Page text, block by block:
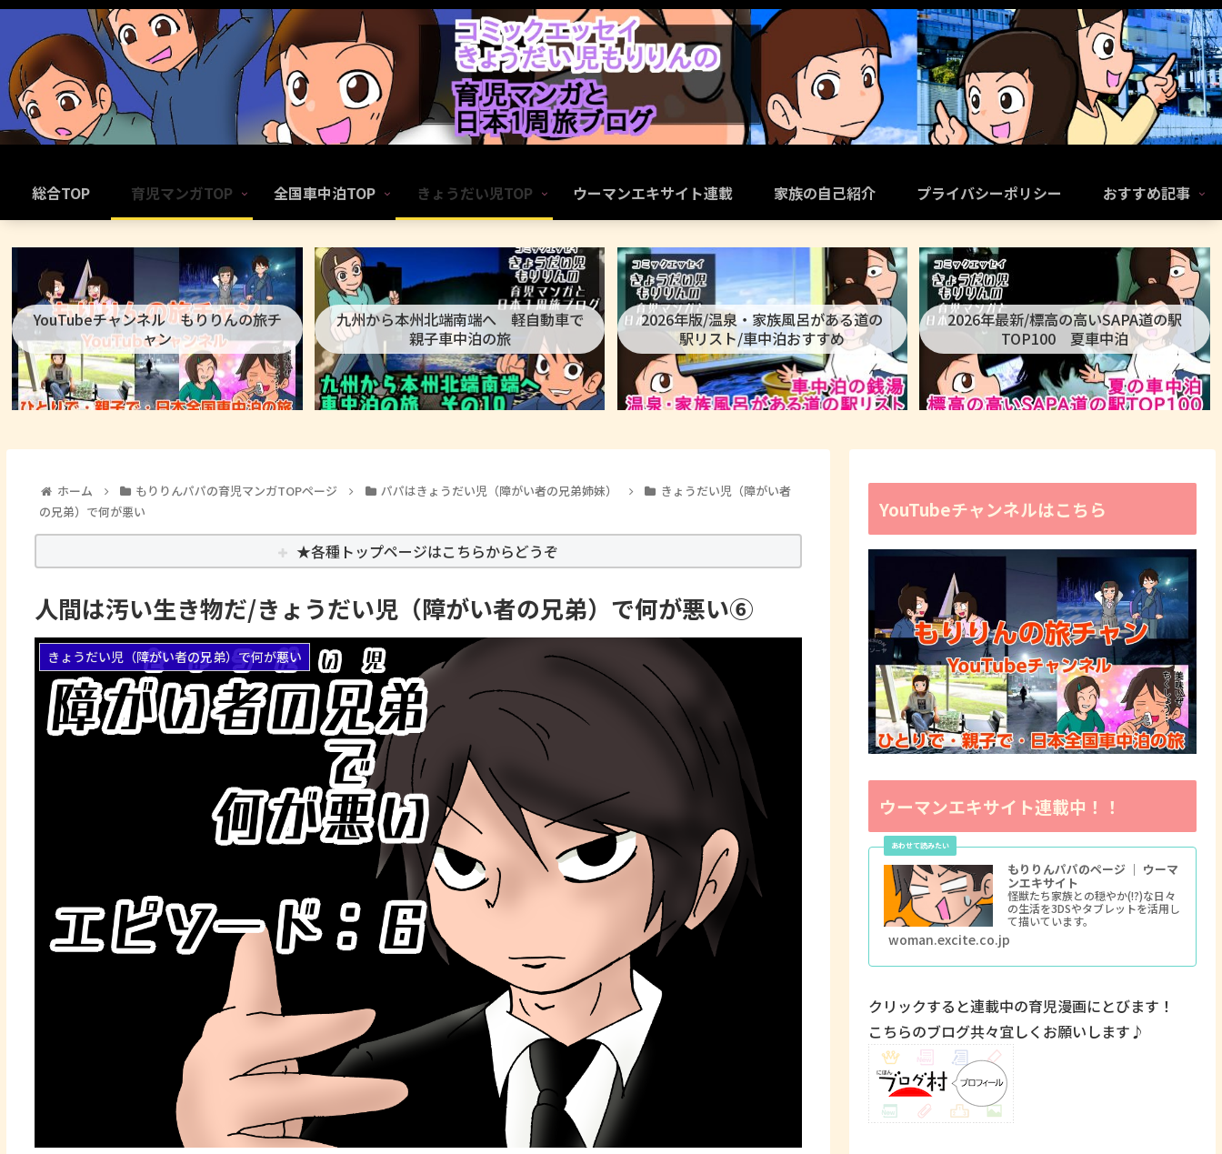
総合TOP 育児マンガTOP 全国車中泊TOP きょうだい児TOP ウーマンエキサイト連載 家族の自己紹介 プライバシーポリシー おすすめ記事
YouTubeチャンネル もりりんの旅チ
ャン
九州から本州北端南端へ 軽自動車で
親子車中泊の旅
2026年版/温泉・家族風呂がある道の
駅リスト/車中泊おすすめ
2026年最新/標高の高いSAPA道の駅
TOP100 夏車中泊
ホーム もりりんパパの育児マンガTOPページ パパはきょうだい児（障がい者の兄弟姉妹）
きょうだい児（障がい者
の兄弟）で何が悪い
★各種トップページはこちらからどうぞ
人間は汚い生き物だ/きょうだい児（障がい者の兄弟）で何が悪い⑥
きょうだい児（障がい者の兄弟）で何が悪い
YouTubeチャンネルはこちら
ウーマンエキサイト連載中！！
もりりんパパのページ ｜ ウーマ
ンエキサイト
怪獣たち家族との穏やか(!?)な日々
の生活を3DSやタブレットを活用し
て描いています。
woman.excite.co.jp
クリックすると連載中の育児漫画にとびます！
こちらのブログ共々宜しくお願いします♪